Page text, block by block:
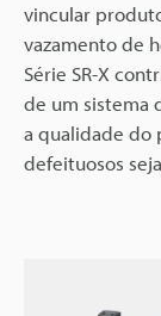
vincular
vazamento de
Série SR-X
de um sistema
a qualidade do
defeituosos